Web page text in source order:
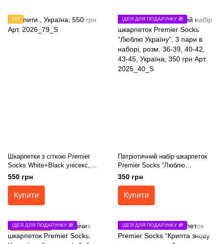
ХІТ
Шкарпетки з сіткою Premier
Socks White+Black унісекс,
розм. 36-39, 40-42, 43-45
550 грн
Купити
ІДЕЯ ДЛЯ ПОДАРУНКУ 🎁
Патріотичний набір шкарпеток
Premier Socks “Люблю
Україну”, 3 пари в наборі, розм.
36-39, 40-42, 43-45
350 грн
Купити
Подарунок
ІДЕЯ ДЛЯ ПОДАРУНКУ 🎁 ІДЕЯ ДЛЯ ПОДАРУНКУ 🎁